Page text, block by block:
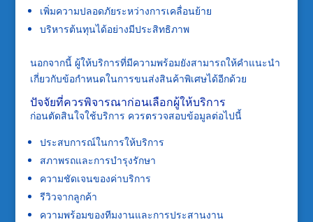
เพิ่มความปลอดภัยระหว่างการเคลื่อนย้าย
บริหารต้นทุนได้อย่างมีประสิทธิภาพ
นอกจากนี้ ผู้ให้บริการที่มีความพร้อมยังสามารถให้คำแนะนำ
เกี่ยวกับข้อกำหนดในการขนส่งสินค้าพิเศษได้อีกด้วย
ปัจจัยที่ควรพิจารณาก่อนเลือกผู้ให้บริการ
ก่อนตัดสินใจใช้บริการ ควรตรวจสอบข้อมูลต่อไปนี้
ประสบการณ์ในการให้บริการ
สภาพรถและการบำรุงรักษา
ความชัดเจนของค่าบริการ
รีวิวจากลูกค้า
ความพร้อมของทีมงานและการประสานงาน